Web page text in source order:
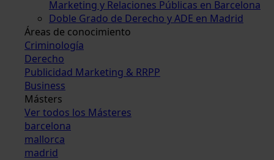
Marketing y Relaciones Públicas en Barcelona
Doble Grado de Derecho y ADE en Madrid
Áreas de conocimiento
Criminología
Derecho
Publicidad Marketing & RRPP
Business
Másters
Ver todos los Másteres
barcelona
mallorca
madrid